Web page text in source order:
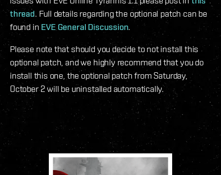
thread. Full details regarding the optional patch can be
found in EVE General Discussion.
Please note that should you decide to not install this
optional patch, and we highly recommend that you do
install this one, the optional patch from Saturday,
October 2 will be uninstalled automatically.